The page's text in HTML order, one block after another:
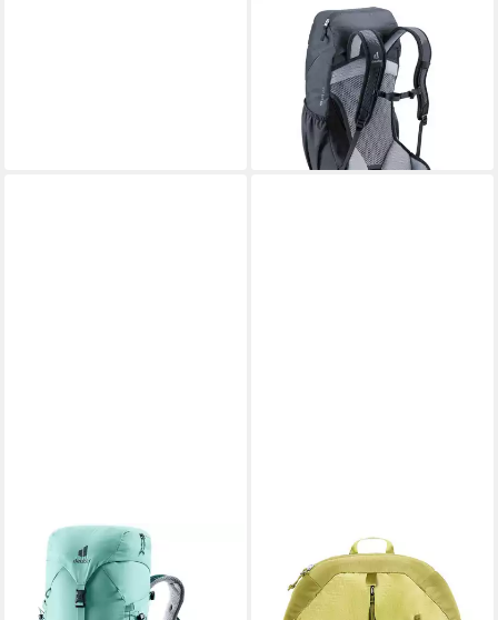
DEUTER
Wanderrucksack Air Lite 22
SL black
ab 92,70 € UVP115,00 €
lieferbar - in 2-3 Werktagen bei dir